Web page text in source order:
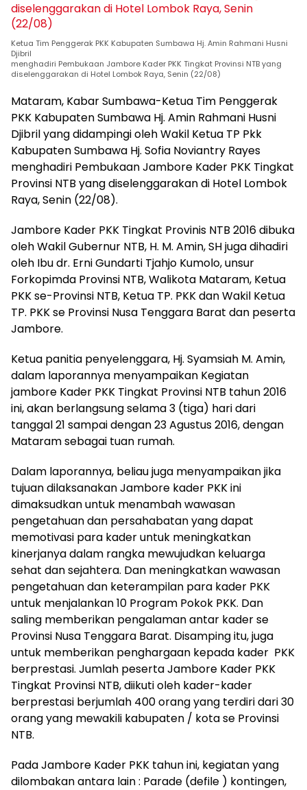
Ketua Tim Penggerak PKK Kabupaten Sumbawa Hj. Amin Rahmani Husni
Djibril
menghadiri Pembukaan Jambore Kader PKK Tingkat Provinsi NTB yang
diselenggarakan di Hotel Lombok Raya, Senin (22/08)
Mataram, Kabar Sumbawa-Ketua Tim Penggerak
PKK Kabupaten Sumbawa Hj. Amin Rahmani Husni
Djibril yang didampingi oleh Wakil Ketua TP Pkk
Kabupaten Sumbawa Hj. Sofia Noviantry Rayes
menghadiri Pembukaan Jambore Kader PKK Tingkat
Provinsi NTB yang diselenggarakan di Hotel Lombok
Raya, Senin (22/08).
Jambore Kader PKK Tingkat Provinis NTB 2016 dibuka
oleh Wakil Gubernur NTB, H. M. Amin, SH juga dihadiri
oleh Ibu dr. Erni Gundarti Tjahjo Kumolo, unsur
Forkopimda Provinsi NTB, Walikota Mataram, Ketua
PKK se-Provinsi NTB, Ketua TP. PKK dan Wakil Ketua
TP. PKK se Provinsi Nusa Tenggara Barat dan peserta
Jambore.
Ketua panitia penyelenggara, Hj. Syamsiah M. Amin,
dalam laporannya menyampaikan Kegiatan
jambore Kader PKK Tingkat Provinsi NTB tahun 2016
ini, akan berlangsung selama 3 (tiga) hari dari
tanggal 21 sampai dengan 23 Agustus 2016, dengan
Mataram sebagai tuan rumah.
Dalam laporannya, beliau juga menyampaikan jika
tujuan dilaksanakan Jambore kader PKK ini
dimaksudkan untuk menambah wawasan
pengetahuan dan persahabatan yang dapat
memotivasi para kader untuk meningkatkan
kinerjanya dalam rangka mewujudkan keluarga
sehat dan sejahtera. Dan meningkatkan wawasan
pengetahuan dan keterampilan para kader PKK
untuk menjalankan 10 Program Pokok PKK. Dan
saling memberikan pengalaman antar kader se
Provinsi Nusa Tenggara Barat. Disamping itu, juga
untuk memberikan penghargaan kepada kader PKK
berprestasi. Jumlah peserta Jambore Kader PKK
Tingkat Provinsi NTB, diikuti oleh kader-kader
berprestasi berjumlah 400 orang yang terdiri dari 30
orang yang mewakili kabupaten / kota se Provinsi
NTB.
Pada Jambore Kader PKK tahun ini, kegiatan yang
dilombakan antara lain : Parade (defile ) kontingen,